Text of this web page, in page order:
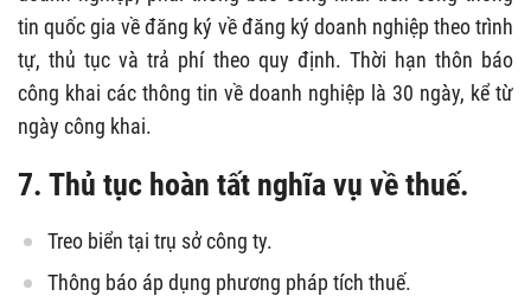
tin quốc gia về đăng ký về đăng ký doanh nghiệp theo trình
tự, thủ tục và trả phí theo quy định. Thời hạn thôn báo
công khai các thông tin về doanh nghiệp là 30 ngày, kể từ
ngày công khai.
7. Thủ tục hoàn tất nghĩa vụ về thuế.
Treo biển tại trụ sở công ty.
Thông báo áp dụng phương pháp tích thuế.